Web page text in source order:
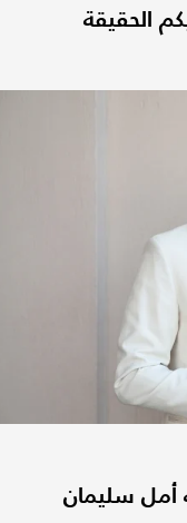
الحقيقة
أمل سليمان